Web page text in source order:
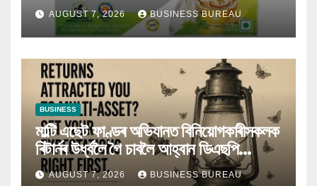
AUGUST 7, 2026 BUSINESS BUREAU
BUSINESS
মাল্টি এছেট ফাণ্ডৰ অভিযানত বিনিয়োগকাৰীসকলক
ৰিটাৰ্নৰ উৰ্ধ্বলৈ গৈ চাবলৈ আহ্বান ডিএছপি
মিউচুৱেল ফাণ্ডৰ
AUGUST 7, 2026 BUSINESS BUREAU